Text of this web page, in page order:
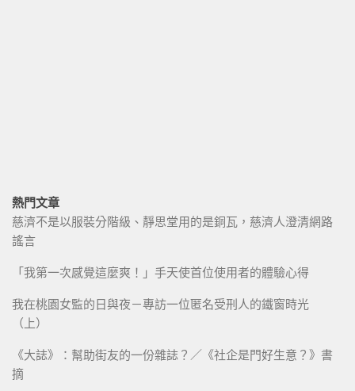
熱門文章
慈濟不是以服裝分階級、靜思堂用的是銅瓦，慈濟人澄清網路
謠言
「我第一次感覺這麼爽！」手天使首位使用者的體驗心得
我在桃園女監的日與夜－專訪一位匿名受刑人的鐵窗時光
（上）
《大誌》：幫助街友的一份雜誌？／《社企是門好生意？》書
摘